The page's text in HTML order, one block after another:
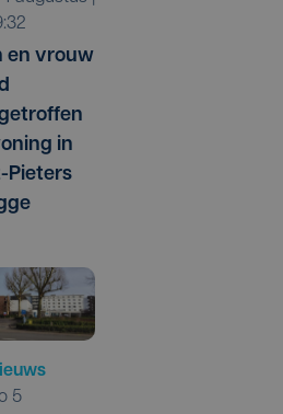
en vrouw
in
Pieters